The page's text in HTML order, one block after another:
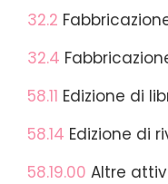
32.2
32.4
58.11 Edizione di
58.14 Edizione di
58.19.00 Altre